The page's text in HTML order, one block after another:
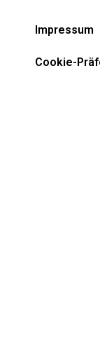
Impressum
Cookie-